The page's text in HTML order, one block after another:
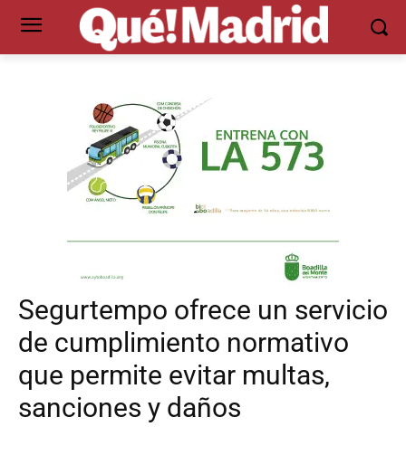
Segurtempo ofrece un servicio
de cumplimiento normativo
que permite evitar multas,
sanciones y daños